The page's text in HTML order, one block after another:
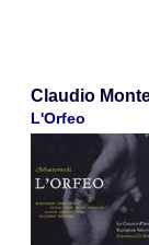
Claudio
L'Orfeo